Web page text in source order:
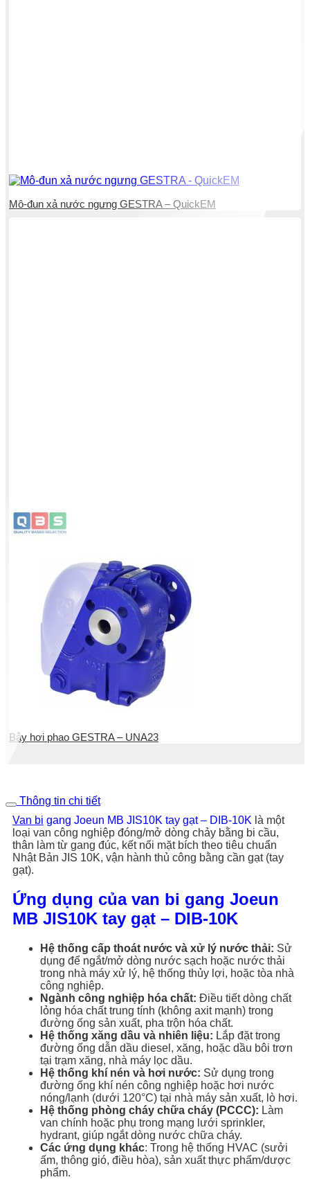
Mô-đun xả nước ngưng GESTRA – QuickEM
Bẫy hơi phao GESTRA – UNA23
Thông tin chi tiết
Van bi gang Joeun MB JIS10K tay gạt – DIB-10K là một
loại van công nghiệp đóng/mở dòng chảy bằng bi cầu,
thân làm từ gang đúc, kết nối mặt bích theo tiêu chuẩn
Nhật Bản JIS 10K, vận hành thủ công bằng cần gạt (tay
gạt).
Ứng dụng của van bi gang Joeun
MB JIS10K tay gạt – DIB-10K
Hệ thống cấp thoát nước và xử lý nước thải: Sử
dụng để ngắt/mở dòng nước sạch hoặc nước thải
trong nhà máy xử lý, hệ thống thủy lợi, hoặc tòa nhà
công nghiệp.
Ngành công nghiệp hóa chất: Điều tiết dòng chất
lỏng hóa chất trung tính (không axit mạnh) trong
đường ống sản xuất, pha trộn hóa chất.
Hệ thống xăng dầu và nhiên liệu: Lắp đặt trong
đường ống dẫn dầu diesel, xăng, hoặc dầu bôi trơn
tại trạm xăng, nhà máy lọc dầu.
Hệ thống khí nén và hơi nước: Sử dụng trong
đường ống khí nén công nghiệp hoặc hơi nước
nóng/lạnh (dưới 120°C) tại nhà máy sản xuất, lò hơi.
Hệ thống phòng cháy chữa cháy (PCCC): Làm
van chính hoặc phụ trong mạng lưới sprinkler,
hydrant, giúp ngắt dòng nước chữa cháy.
Các ứng dụng khác: Trong hệ thống HVAC (sưởi
ấm, thông gió, điều hòa), sản xuất thực phẩm/dược
phẩm.